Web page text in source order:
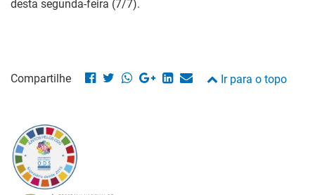
desta segunda-feira (7/7).
Compartilhe Ir para o topo